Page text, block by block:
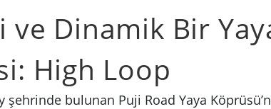
ve Dinamik Bir
High Loop
şehrinde bulunan Puji Road Yaya